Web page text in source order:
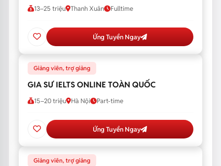
13–25 triệu Thanh Xuân Fulltime
Ứng Tuyển Ngay
Giảng viên, trợ giảng
GIA SƯ IELTS ONLINE TOÀN QUỐC
15–20 triệu Hà Nội Part-time
Ứng Tuyển Ngay
Giảng viên, trợ giảng